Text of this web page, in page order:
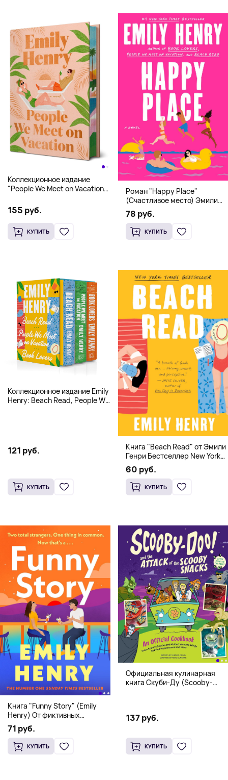
Коллекционное издание
"People We Meet on Vacation"
Hardcover
155 руб.
КУПИТЬ
Роман "Happy Place"
(Счастливое место) Эмили
Генри | Твердый переплет
78 руб.
КУПИТЬ
Коллекционное издание Emily
Henry: Beach Read, People We
121 руб.
КУПИТЬ
Книга "Beach Read" от Эмили
Генри Бестселлер New York
Times
60 руб.
КУПИТЬ
Книга "Funny Story" (Emily
Henry) От фиктивных
свиданий к реальной любви
71 руб.
КУПИТЬ
Официальная кулинарная
книга Скуби-Ду (Scooby-
137 руб.
КУПИТЬ